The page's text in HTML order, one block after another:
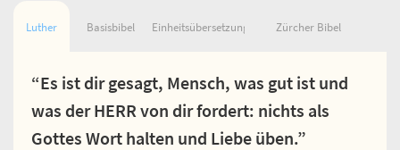
Luther Basisbibel Einheitsübersetzung Zürcher Bibel
“Es ist dir gesagt, Mensch, was gut ist und
was der HERR von dir fordert: nichts als
Gottes Wort halten und Liebe üben.”